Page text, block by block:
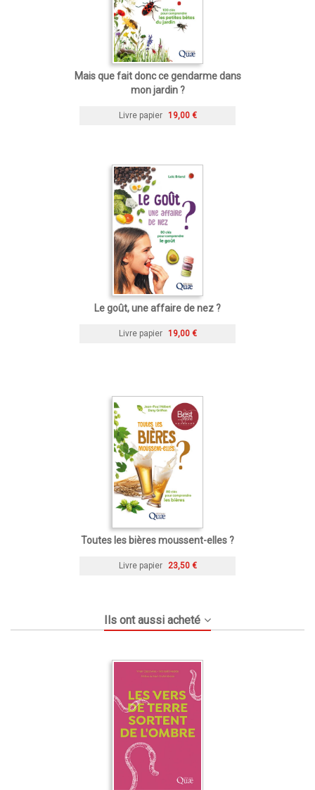
Mais que fait donc ce gendarme dans
mon jardin ?
Livre papier 19,00 €
Le goût, une affaire de nez ?
Livre papier 19,00 €
Toutes les bières moussent-elles ?
Livre papier 23,50 €
Ils ont aussi acheté